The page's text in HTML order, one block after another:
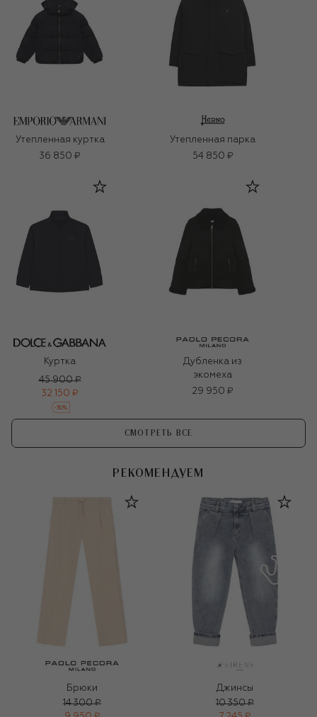
Утепленная куртка
36 850 ₽
Утепленная парка
54 850 ₽
Куртка
45 900 ₽
32 150 ₽
-30%
Дубленка из
экомеха
29 950 ₽
СМОТРЕТЬ ВСЕ
РЕКОМЕНДУЕМ
Брюки
14 300 ₽
Джинсы
10 350 ₽